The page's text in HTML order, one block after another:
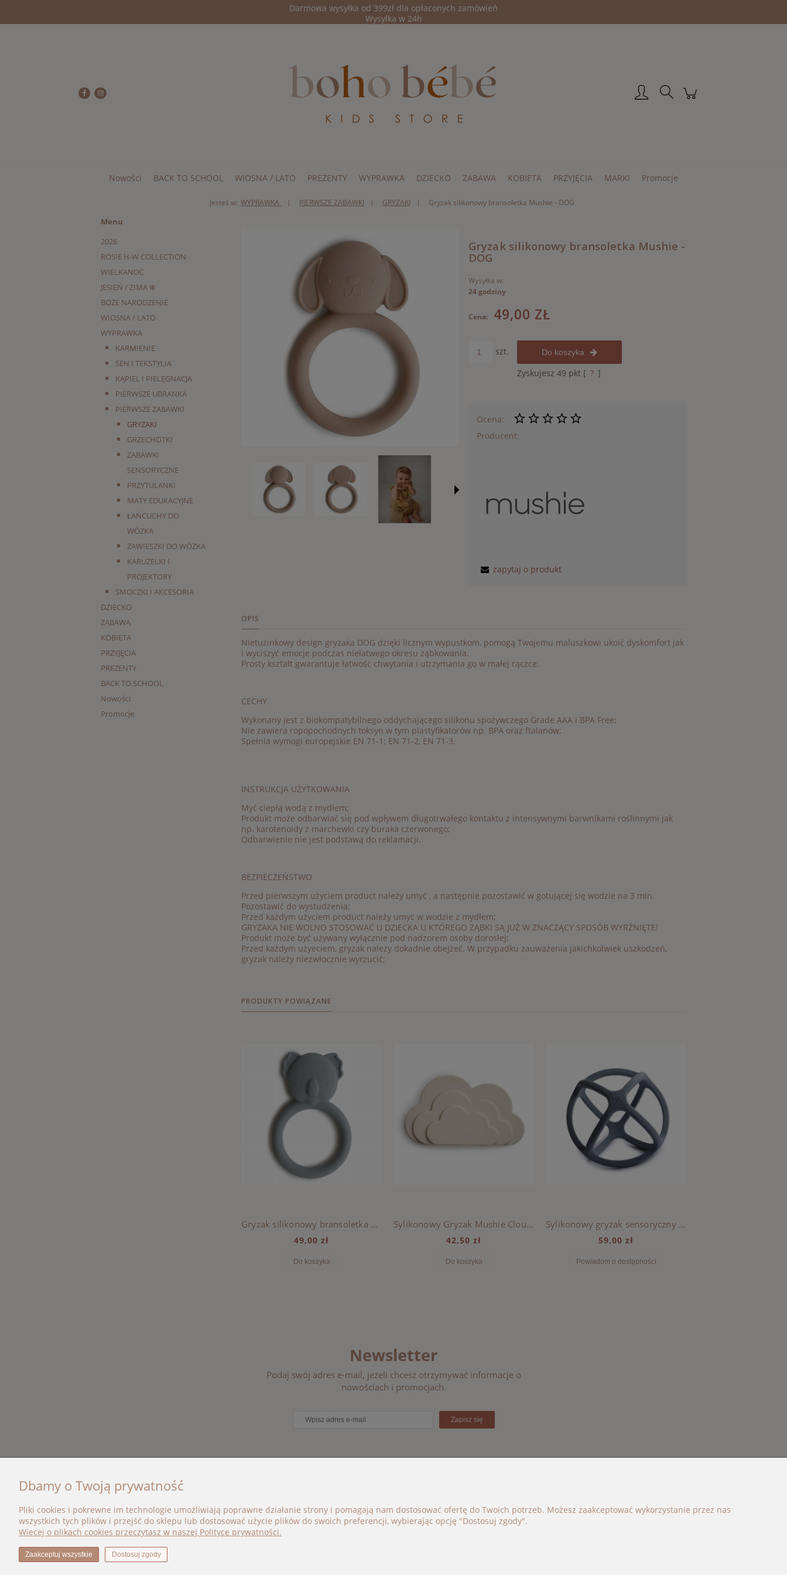
Darmowa wysyłka od 399zł dla opłaconych zamówień
Wysyłka w 24h
Nowości BACK TO SCHOOL WIOSNA / LATO PREZENTY WYPRAWKA DZIECKO ZABAWA KOBIETA PRZYJĘCIA MARKI Promocje
Jesteś w: WYPRAWKA PIERWSZE ZABAWKI GRYZAKI Gryzak silikonowy bransoletka Mushie - DOG
Menu
2026
ROSIE H-W COLLECTION
WIELKANOC
JESIEŃ / ZIMA ❄️
BOŻE NARODZENIE
WIOSNA / LATO
WYPRAWKA
KARMIENIE
SEN I TEKSTYLIA
KĄPIEL I PIELĘGNACJA
PIERWSZE UBRANKA
PIERWSZE ZABAWKI
GRYZAKI
GRZECHOTKI
ZABAWKI
SENSORYCZNE
PRZYTULANKI
MATY EDUKACYJNE
ŁAŃCUCHY DO
WÓZKA
ZAWIESZKI DO WÓZKA
KARUZELKI I
PROJEKTORY
SMOCZKI I AKCESORIA
DZIECKO
ZABAWA
KOBIETA
PRZYJĘCIA
PREZENTY
BACK TO SCHOOL
Nowości
Promocje
Gryzak silikonowy bransoletka Mushie -
DOG
Wysyłka w:
24 godziny
Cena: 49,00 ZŁ
szt. Do koszyka
Zyskujesz49 pkt [ ? ]
Ocena:
Producent:
zapytaj o produkt
OPIS
Nietuzinkowy design gryzaka DOG dzięki licznym wypustkom, pomogą Twojemu maluszkowi ukoić dyskomfort jak
i wyciszyć emocje podczas niełatwego okresu ząbkowania.
Prosty kształt gwarantuje łatwośc chwytania i utrzymania go w małej rączce.
CECHY
Wykonany jest z biokompatybilnego oddychającego silikonu spożywczego Grade AAA i BPA Free;
Nie zawiera ropopochodnych toksyn w tym plastyfikatorów np. BPA oraz ftalanów;
Spełnia wymogi europejskie EN 71-1; EN 71-2, EN 71-3.
INSTRUKCJA UŻYTKOWANIA
Myć ciepłą wodą z mydłem;
Produkt może odbarwiać się pod wpływem długotrwałego kontaktu z intensywnymi barwnikami roślinnymi jak
np. karotenoidy z marchewki czy buraka czerwonego;
Odbarwienie nie jest podstawą do reklamacji.
BEZPIECZEŃSTWO
Przed pierwszym użyciem product należy umyć , a następnie pozostawić w gotującej się wodzie na 3 min.
Pozostawić do wystudzenia;
Przed każdym użyciem product należy umyć w wodzie z mydłem;
GRYZAKA NIE WOLNO STOSOWAĆ U DZIECKA U KTÓREGO ZĄBKI SĄ JUŻ W ZNACZĄCY SPOSÓB WYRŻNIĘTE!
Produkt może być używany wyłącznie pod nadzorem osoby dorosłej;
Przed każdym użyeciem, gryzak należy dokadnie obejżeć. W przypadku zauważenia jakichkolwiek uszkodzeń,
gryzak należy niezwłocznie wyrzucić;
PRODUKTY POWIĄZANE
Gryzak silikonowy bransoletka Mushie - KOALA
49,00 zł
Do koszyka
Sylikonowy Gryzak Mushie Cloud Gray
42,50 zł
Do koszyka
Sylikonowy gryzak sensoryczny Mushie - 3D BALL Tradewinds
59,00 zł
Powiadom o dostępności
Newsletter
Podaj swój adres e-mail, jeżeli chcesz otrzymywać informacje o
nowościach i promocjach.
Zapisz się
Kontakt
Zwroty i reklamacje
Regulaminy
Dostawa i płatności
Nowości
Promocje
kontakt@bohobebe.pl
Dbamy o Twoją prywatność
Pliki cookies i pokrewne im technologie umożliwiają poprawne działanie strony i pomagają nam dostosować ofertę do Twoich potrzeb. Możesz zaakceptować wykorzystanie przez nas
wszystkich tych plików i przejść do sklepu lub dostosować użycie plików do swoich preferencji, wybierając opcję "Dostosuj zgody".
Więcej o plikach cookies przeczytasz w naszej Polityce prywatności.
Dostosuj zgody
Zaakceptuj wszystkie